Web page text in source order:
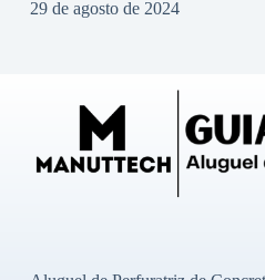
29 de agosto de 2024